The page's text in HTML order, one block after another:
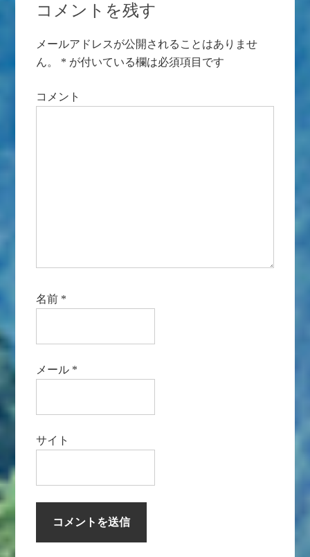
コメントを残す
メールアドレスが公開されることはありませ
ん。
* が付いている欄は必須項目です
コメント
名前 *
メール *
サイト